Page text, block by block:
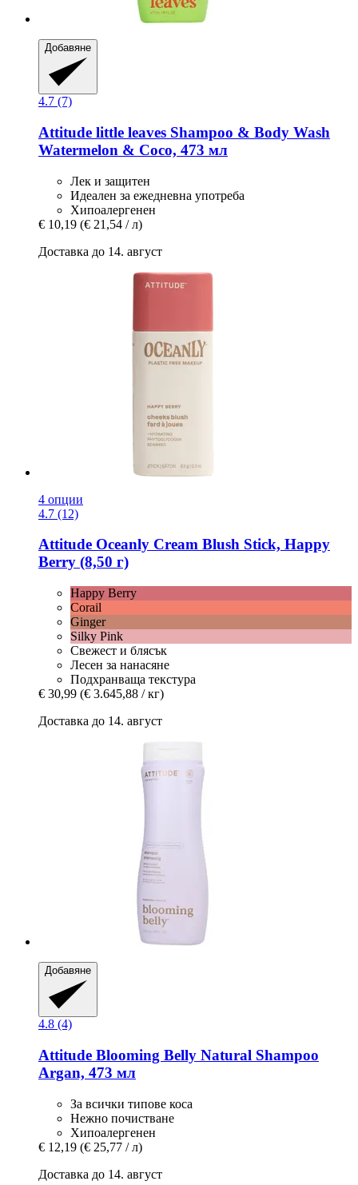
Добавяне
4.7 (7)
Attitude little leaves Shampoo & Body Wash
Watermelon & Coco, 473 мл
Лек и защитен
Идеален за ежедневна употреба
Хипоалергенен
€ 10,19 (€ 21,54 / л)
Доставка до 14. август
4 опции
4.7 (12)
Attitude Oceanly Cream Blush Stick, Happy
Berry (8,50 г)
Happy Berry
Corail
Ginger
Silky Pink
Свежест и блясък
Лесен за нанасяне
Подхранваща текстура
€ 30,99 (€ 3.645,88 / кг)
Доставка до 14. август
Добавяне
4.8 (4)
Attitude Blooming Belly Natural Shampoo
Argan, 473 мл
За всички типове коса
Нежно почистване
Хипоалергенен
€ 12,19 (€ 25,77 / л)
Доставка до 14. август